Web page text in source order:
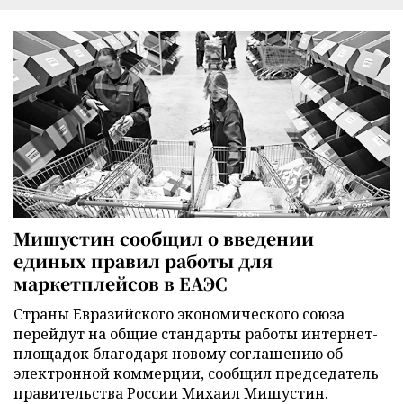
Мишустин сообщил о введении
единых правил работы для
маркетплейсов в ЕАЭС
Страны Евразийского экономического союза
перейдут на общие стандарты работы интернет-
площадок благодаря новому соглашению об
электронной коммерции, сообщил председатель
правительства России Михаил Мишустин.